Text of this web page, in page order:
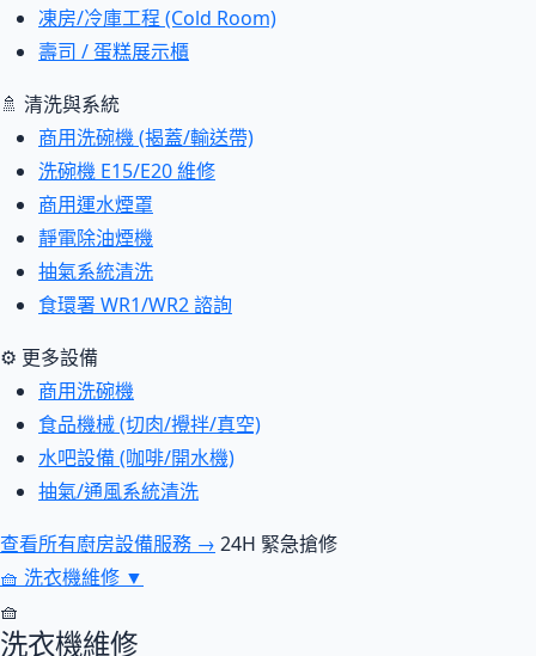
凍房/冷庫工程 (Cold Room)
壽司 / 蛋糕展示櫃
🚿 清洗與系統
商用洗碗機 (揭蓋/輸送帶)
洗碗機 E15/E20 維修
商用運水煙罩
靜電除油煙機
抽氣系統清洗
食環署 WR1/WR2 諮詢
⚙ 更多設備
商用洗碗機
食品機械 (切肉/攪拌/真空)
水吧設備 (咖啡/開水機)
抽氣/通風系統清洗
查看所有廚房設備服務 → 24H 緊急搶修
🧺 洗衣機維修 ▼
🧺
洗衣機維修